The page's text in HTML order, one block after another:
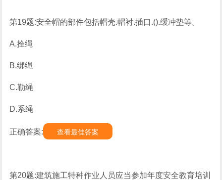
第19题:安全帽的部件包括帽壳.帽衬.插口.().缓冲垫等。
A.拴绳
B.绑绳
C.勒绳
D.系绳
正确答案: 查看最佳答案
第20题:建筑施工特种作业人员应当参加年度安全教育培训